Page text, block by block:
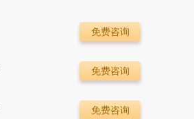
免费咨询
免费咨询
免费咨询